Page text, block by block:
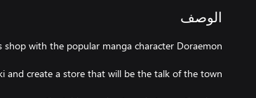
الوصف